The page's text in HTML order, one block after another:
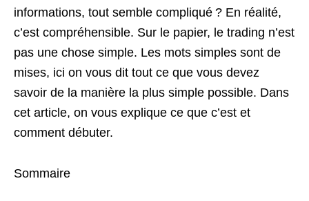
informations, tout semble compliqué ? En réalité,
c’est compréhensible. Sur le papier, le trading n’est
pas une chose simple. Les mots simples sont de
mises, ici on vous dit tout ce que vous devez
savoir de la manière la plus simple possible. Dans
cet article, on vous explique ce que c’est et
comment débuter.
Sommaire